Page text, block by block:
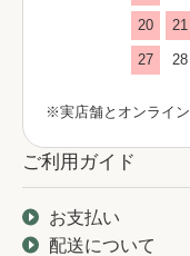
20 21
27 28
※実店舗とオンライ
ご利用ガイド
お支払い
配送について